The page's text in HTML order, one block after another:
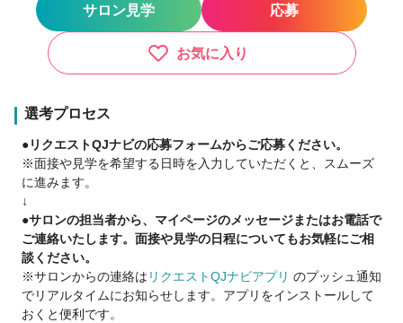
【一般的な美容室との違い】
・指名なし
指名制ではないので、メニューごとに業務を引き継ぎ可能
・予約なし
・カラーは白髪染めの薬剤のみです
・オリジナル動画教育ツールあり
日々の業務、トラブル対応などを確認でき安心
【永く働ける環境です！】
・スタッフ平均年齢50歳！
・1人営業なし
サロン見学 応募
お気に入り
選考プロセス
●リクエストQJナビの応募フォームからご応募ください。
※面接や見学を希望する日時を入力していただくと、スムーズ
に進みます。
↓
●サロンの担当者から、マイページのメッセージまたはお電話で
ご連絡いたします。面接や見学の日程についてもお気軽にご相
談ください。
※サロンからの連絡は リクエストQJナビアプリ のプッシュ通知
でリアルタイムにお知らせします。アプリをインストールして
おくと便利です。